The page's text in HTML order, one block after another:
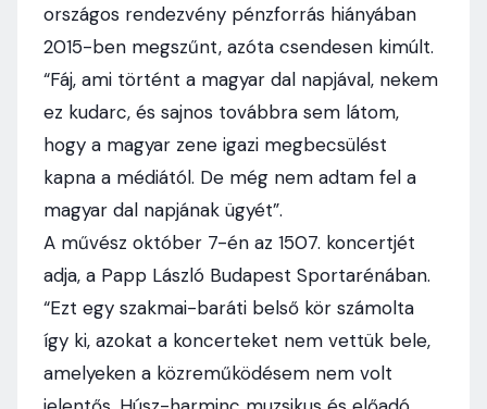
országos rendezvény pénzforrás hiányában
2015-ben megszűnt, azóta csendesen kimúlt.
“Fáj, ami történt a magyar dal napjával, nekem
ez kudarc, és sajnos továbbra sem látom,
hogy a magyar zene igazi megbecsülést
kapna a médiától. De még nem adtam fel a
magyar dal napjának ügyét”.
A művész október 7-én az 1507. koncertjét
adja, a Papp László Budapest Sportarénában.
“Ezt egy szakmai-baráti belső kör számolta
így ki, azokat a koncerteket nem vettük bele,
amelyeken a közreműködésem nem volt